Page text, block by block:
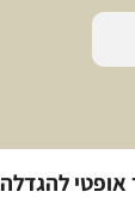
אופטי להגדלה